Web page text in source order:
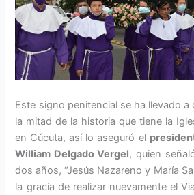
Este signo penitencial se ha llevado
la mitad de la historia que tiene la
en Cúcuta, así lo aseguró el
William Delgado Vergel, quien
dos años, “Jesús Nazareno y María
la gracia de realizar nuevamente el